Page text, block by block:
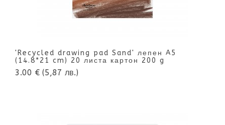
'Recycled drawing pad Sand' лепен A5
(14.8*21 cm) 20 листа картон 200 g
3.00 € (5,87 лв.)